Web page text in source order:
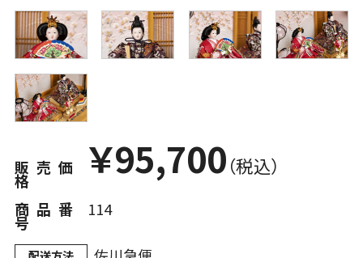
販売価
格 ￥95,700（税込）
商品番
号
114